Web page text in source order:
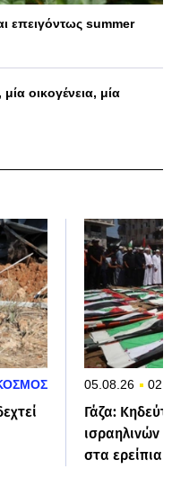
επειγόντως summer
οικογένεια, μία
05.08.26
Γάζα:
ισραηλινών
στα ερείπια